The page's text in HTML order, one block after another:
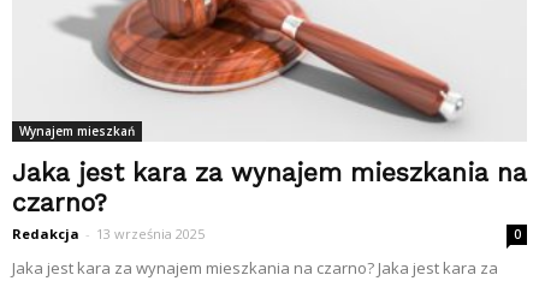
Wynajem mieszkań
Jaka jest kara za wynajem mieszkania na
czarno?
Redakcja - 13 września 2025 0
Jaka jest kara za wynajem mieszkania na czarno? Jaka jest kara za